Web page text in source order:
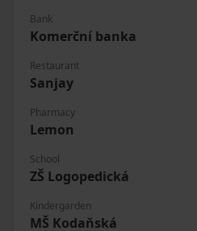
Bank
Komerční banka
Restaurant
Sanjay
Pharmacy
Lemon
School
ZŠ Logopedická
Kindergarden
MŠ Kodaňská